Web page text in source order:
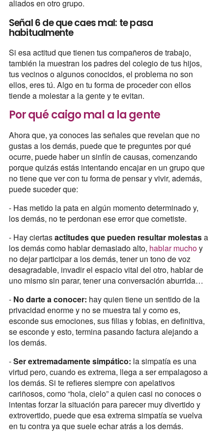
aliados en otro grupo.
Señal 6 de que caes mal: te pasa
habitualmente
Si esa actitud que tienen tus compañeros de trabajo,
también la muestran los padres del colegio de tus hijos,
tus vecinos o algunos conocidos, el problema no son
ellos, eres tú. Algo en tu forma de proceder con ellos
tiende a molestar a la gente y te evitan.
Por qué caigo mal a la gente
Ahora que, ya conoces las señales que revelan que no
gustas a los demás, puede que te preguntes por qué
ocurre, puede haber un sinfín de causas, comenzando
porque quizás estás intentando encajar en un grupo que
no tiene que ver con tu forma de pensar y vivir, además,
puede suceder que:
- Has metido la pata en algún momento determinado y,
los demás, no te perdonan ese error que cometiste.
- Hay ciertasactitudes que pueden resultar molestasa
los demás como hablar demasiado alto, hablar muchoy
no dejar participar a los demás, tener un tono de voz
desagradable, invadir el espacio vital del otro, hablar de
uno mismo sin parar, tener una conversación aburrida…
- No darte a conocer: hay quien tiene un sentido de la
privacidad enorme y no se muestra tal y como es,
esconde sus emociones, sus filias y fobias, en definitiva,
se esconde y esto, termina pasando factura alejando a
los demás.
-Ser extremadamente simpático: la simpatía es una
virtud pero, cuando es extrema, llega a ser empalagoso a
los demás. Si te refieres siempre con apelativos
cariñosos, como “hola, cielo” a quien casi no conoces o
intentas forzar la situación para parecer muy divertido y
extrovertido, puede que esa extrema simpatía se vuelva
en tu contra ya que suele echar atrás a los demás.